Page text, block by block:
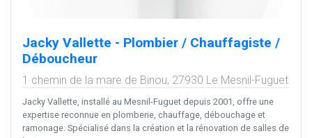
Jacky Vallette - Plombier / Chauffagiste /
Déboucheur
1 chemin de la mare de Binou, 27930 Le Mesnil-Fuguet
Jacky Vallette, installé au Mesnil-Fuguet depuis 2001, offre une
expertise reconnue en plomberie, chauffage, débouchage et
ramonage. Spécialisé dans la création et la rénovation de salles de